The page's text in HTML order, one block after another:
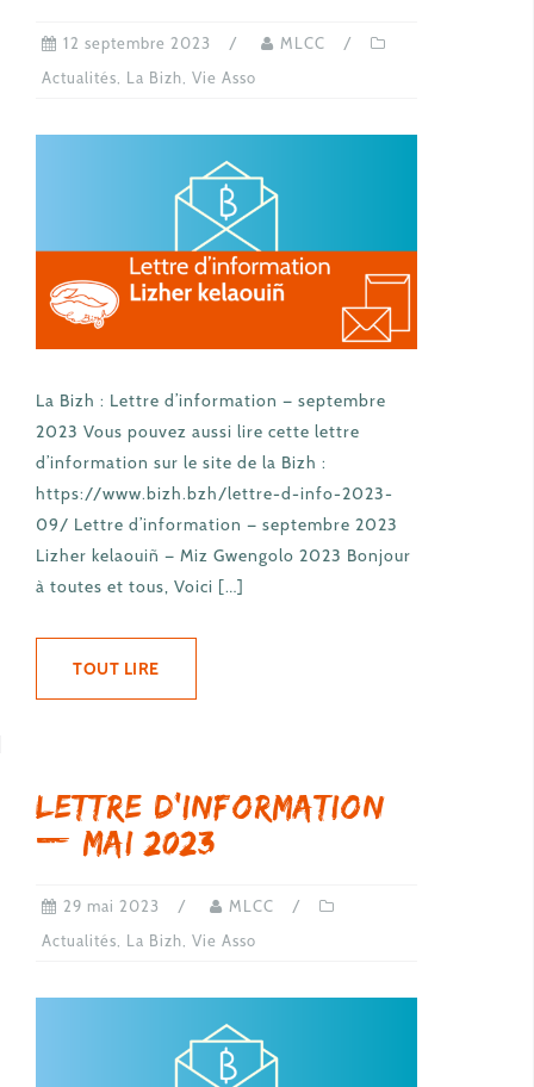
12 septembre 2023
MLCC
Actualités
La Bizh Vie Asso
La Bizh : Lettre d’information — septembre
2023 Vous pouvez aussi lire cette lettre
d’information sur le site de la Bizh :
https://www.bizh.bzh/lettre-d-info-2023-
09/ Lettre d’information — septembre 2023
Lizher kelaouiñ — Miz Gwengolo 2023 Bonjour
à toutes et tous, Voici […]
TOUT LIRE
Lettre d’information
— mai 2023
29 mai 2023
MLCC
Actualités, La Bizh, Vie Asso